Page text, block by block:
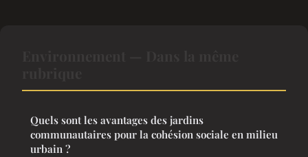
Quels sont les avantages des jardins
communautaires pour la cohésion sociale en milieu
urbain ?